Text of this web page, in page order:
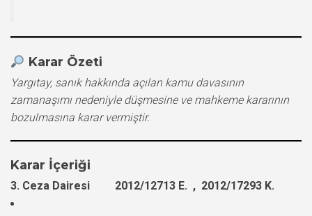
Karar Özeti
Yargıtay, sanık hakkında açılan kamu davasının
zamanaşımı nedeniyle düşmesine ve mahkeme kararının
bozulmasına karar vermiştir.
Karar İçeriği
3. Ceza Dairesi 2012/12713 E. , 2012/17293 K.